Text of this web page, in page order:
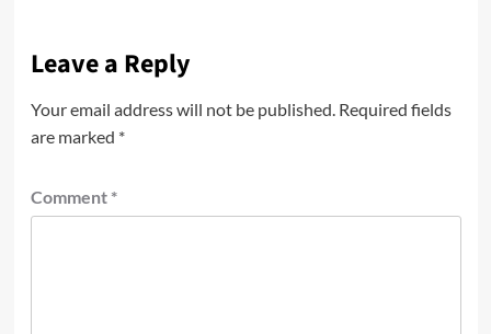
Leave a Reply
Your email address will not be published. Required fields
are marked *
Comment *